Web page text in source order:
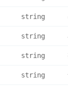
string
string
string
string